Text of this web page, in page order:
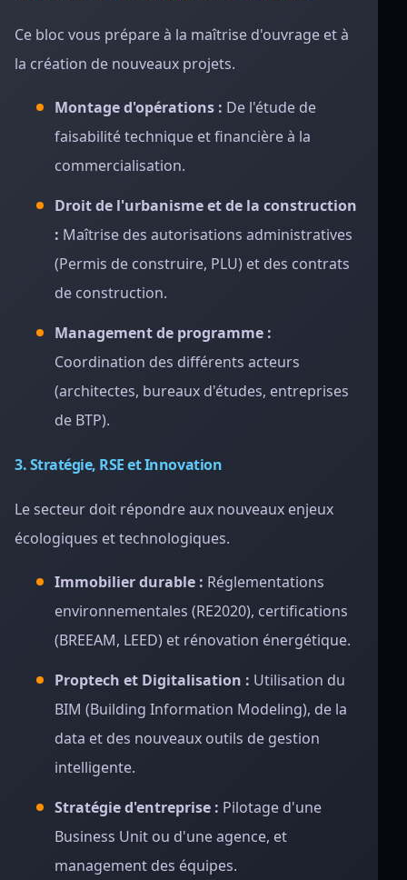
Ce bloc vous prépare à la maîtrise d'ouvrage et à
la création de nouveaux projets.
Montage d'opérations : De l'étude de
faisabilité technique et financière à la
commercialisation.
Droit de l'urbanisme et de la construction
: Maîtrise des autorisations administratives
(Permis de construire, PLU) et des contrats
de construction.
Management de programme :
Coordination des différents acteurs
(architectes, bureaux d'études, entreprises
de BTP).
3. Stratégie, RSE et Innovation
Le secteur doit répondre aux nouveaux enjeux
écologiques et technologiques.
Immobilier durable : Réglementations
environnementales (RE2020), certifications
(BREEAM, LEED) et rénovation énergétique.
Proptech et Digitalisation : Utilisation du
BIM (Building Information Modeling), de la
data et des nouveaux outils de gestion
intelligente.
Stratégie d'entreprise : Pilotage d'une
Business Unit ou d'une agence, et
management des équipes.